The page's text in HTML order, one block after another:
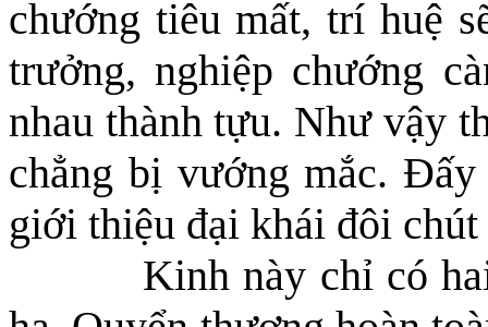
chướng tiêu mất, trí huệ
trưởng, nghiệp chướng
nhau thành tựu. Như vậy
chẳng bị vướng mắc. Đấy
giới thiệu đại khái đôi
Kinh này chỉ có